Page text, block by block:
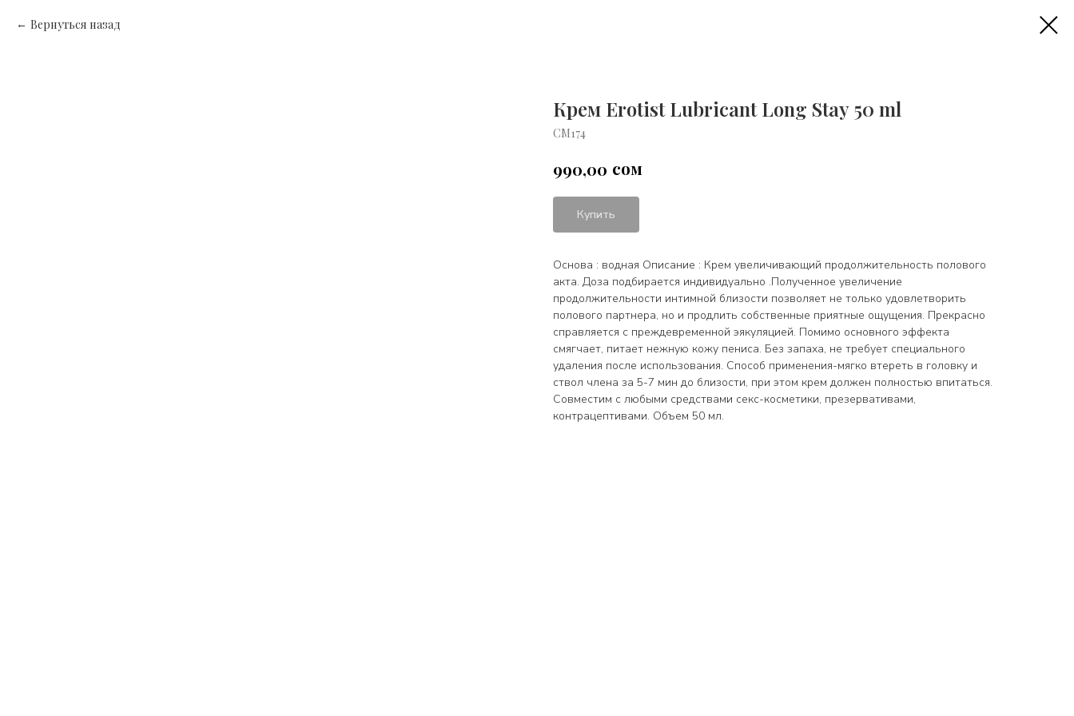
Вернуться назад
Крем Erotist Lubricant Long Stay 50 ml
СМ174
990,00 сом
Купить
Основа : водная Описание : Крем увеличивающий продолжительность полового
акта. Доза подбирается индивидуально .Полученное увеличение
продолжительности интимной близости позволяет не только удовлетворить
полового партнера, но и продлить собственные приятные ощущения. Прекрасно
справляется с преждевременной эякуляцией. Помимо основного эффекта
смягчает, питает нежную кожу пениса. Без запаха, не требует специального
удаления после использования. Способ применения-мягко втереть в головку и
ствол члена за 5-7 мин до близости, при этом крем должен полностью впитаться.
Совместим с любыми средствами секс-косметики, презервативами,
контрацептивами. Объем 50 мл.